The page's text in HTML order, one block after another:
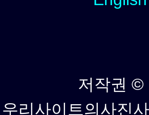
저작권 ©
우리사이트의사진